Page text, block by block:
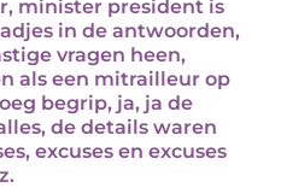
minister president is
in de antwoorden,
vragen heen,
als een mitrailleur op
begrip, ja, ja de
de details waren
excuses en excuses